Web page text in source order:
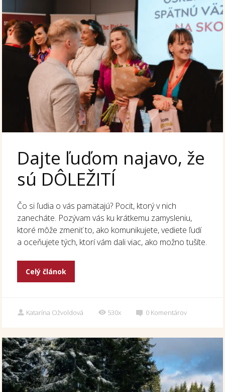
Dajte ľuďom najavo, že
sú DÔLEŽITÍ
Čo si ľudia o vás pamätajú? Pocit, ktorý v nich
zanecháte. Pozývam vás ku krátkemu zamysleniu,
ktoré môže zmeniť to, ako komunikujete, vediete ľudí
a oceňujete tých, ktorí vám dali viac, ako možno tušíte.
Celý článok
Katarína Ožvoldová 530x 0 Komentárov